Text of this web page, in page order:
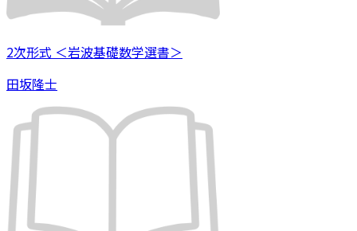
2次形式 ＜岩波基礎数学選書＞
田坂隆士